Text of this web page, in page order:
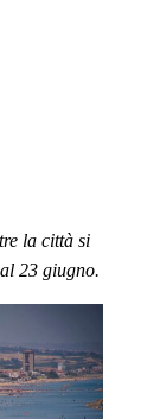
la città si
23 giugno.